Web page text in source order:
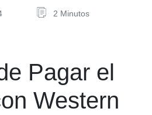
2 Minutos
Pagar el
Western